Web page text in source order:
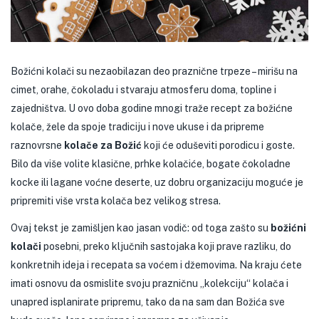
Božićni kolači su nezaobilazan deo praznične trpeze – mirišu na
cimet, orahe, čokoladu i stvaraju atmosferu doma, topline i
zajedništva. U ovo doba godine mnogi traže recept za božićne
kolače, žele da spoje tradiciju i nove ukuse i da pripreme
raznovrsne kolače za Božić koji će oduševiti porodicu i goste.
Bilo da više volite klasične, prhke kolačiće, bogate čokoladne
kocke ili lagane voćne deserte, uz dobru organizaciju moguće je
pripremiti više vrsta kolača bez velikog stresa.
Ovaj tekst je zamišljen kao jasan vodič: od toga zašto su božićni
kolači posebni, preko ključnih sastojaka koji prave razliku, do
konkretnih ideja i recepata sa voćem i džemovima. Na kraju ćete
imati osnovu da osmislite svoju prazničnu „kolekciju“ kolača i
unapred isplanirate pripremu, tako da na sam dan Božića sve